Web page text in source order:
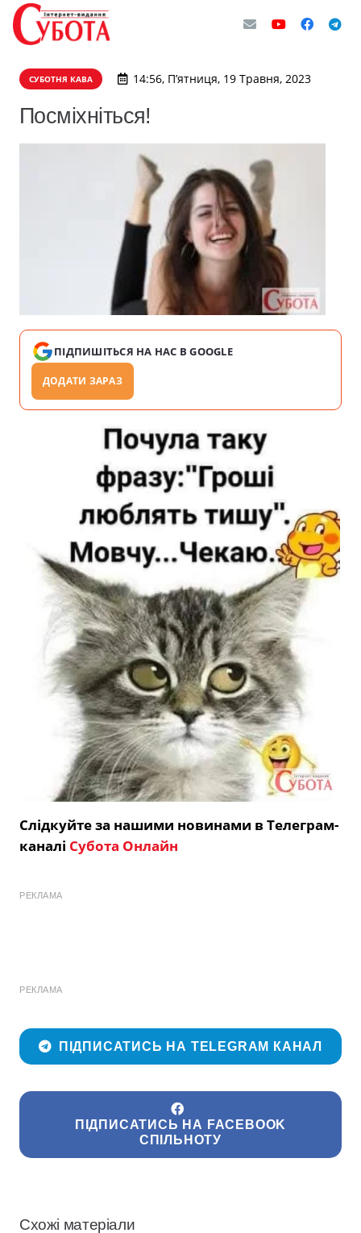
СУБОТНЯ КАВА 14:56, П’ятниця, 19 Травня, 2023
Посміхніться!
ПІДПИШІТЬСЯ НА НАС В GOOGLE
ДОДАТИ ЗАРАЗ
Слідкуйте за нашими новинами в Телеграм-
каналі Субота Онлайн
РЕКЛАМА
РЕКЛАМА
ПІДПИСАТИСЬ НА TELEGRAM КАНАЛ
ПІДПИСАТИСЬ НА FACEBOOK
СПІЛЬНОТУ
Схожі матеріали